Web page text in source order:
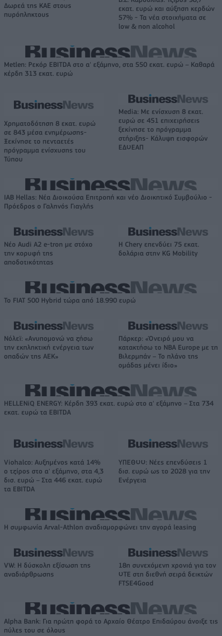
Δωρεά της ΚΑΕ στους
πυρόπληκτους
εκατ. ευρώ και αύξηση κερδών
57% - Τα νέα στοιχήματα σε
low & non alcohol
Metlen: Ρεκόρ EBITDA στο α' εξάμηνο, στα 550 εκατ. ευρώ – Καθαρά
κέρδη 313 εκατ. ευρώ
Χρηματοδότηση 8 εκατ. ευρώ
σε 843 μέσα ενημέρωσης-
Ξεκίνησε το πενταετές
πρόγραμμα ενίσχυσης του
Τύπου
Media: Με ενίσχυση 8 εκατ.
ευρώ σε 451 επιχειρήσεις
ξεκίνησε το πρόγραμμα
στήριξης- Κάλυψη εισφορών
ΕΔΟΕΑΠ
IAB Hellas: Νέα Διοικούσα Επιτροπή και νέο Διοικητικό Συμβούλιο -
Πρόεδρος ο Γαληνός Γιαγλής
Νέο Audi A2 e-tron με στόχο
την κορυφή της
αποδοτικότητας
Η Chery επενδύει 75 εκατ.
δολάρια στην KG Mobility
Το FIAT 500 Hybrid τώρα από 18.990 ευρώ
Νόλεϊ: «Ανυπομονώ να ζήσω
την εκπληκτική ενέργεια των
οπαδών της ΑΕΚ»
Πάρκερ: «Όνειρό μου να
κατακτήσω το ΝΒΑ Europe με τη
Βιλερμπάν – Το πλάνο της
ομάδας μένει ίδιο»
HELLENiQ ENERGY: Κέρδη 393 εκατ. ευρώ στο α' εξάμηνο – Στα 734
εκατ. ευρώ τα EBITDA
Viohalco: Αυξημένος κατά 14%
ο τζίρος στο α' εξάμηνο, στα 4,3
δισ. ευρώ – Στα 446 εκατ. ευρώ
τα EBITDA
ΥΠΕΘΟΟ: Νέες επενδύσεις 1
δισ. ευρώ ως το 2028 για την
Ενέργεια
Η συμφωνία Arval-Athlon αναδιαμορφώνει την αγορά leasing
VW: Η δύσκολη εξίσωση της
αναδιάρθρωσης
18η συνεχόμενη χρονιά για τον
ΟΤΕ στη διεθνή σειρά δεικτών
FTSE4Good
Alpha Bank: Για πρώτη φορά το Αρχαίο Θέατρο Επιδαύρου άνοιξε τις
πύλες του σε όλους